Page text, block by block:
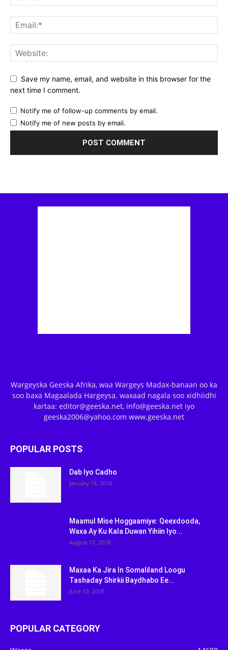
Save my name, email, and website in this browser for the
next time I comment.
Notify me of follow-up comments by email.
Notify me of new posts by email.
Wargeyska Geeska Afrika, waa Wargeys Madax-banaan oo ka
soo baxa Magaalada Hargeysa. waxaad nagala soo xidhiidhi
kartaa: editor@geeska.net, info@geeska.net iyo
geeska2006@yahoo.com www.geeska.net
POPULAR POSTS
Dab Iyo Cadho
January 18, 2018
Maamul Mise Hoggaamiye: Qeexdooda,
Waxa Ay Ku Kala Duwan Yihiin Iyo...
August 17, 2018
Maxaa Ka Jira In Somaliland Loogu
Tashaday Shirkii Baydhabo Ee...
June 10, 2018
POPULAR CATEGORY